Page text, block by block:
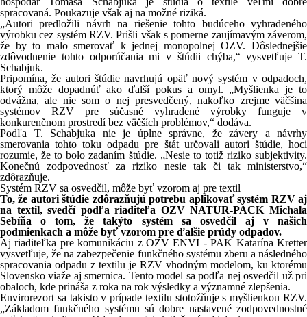
spracovaná. Poukazuje však aj na možné riziká.
„Autori predložili návrh na riešenie tohto budúceho vyhradeného
výrobku cez systém RZV. Prišli však s pomerne zaujímavým záverom,
že by to malo smerovať k jednej monopolnej OZV. Dôslednejšie
zdôvodnenie tohto odporúčania mi v štúdii chýba,“ vysvetľuje T.
Schabjuk.
Pripomína, že autori štúdie navrhujú opäť nový systém v odpadoch,
ktorý môže dopadnúť ako ďalší pokus a omyl. „Myšlienka je to
odvážna, ale nie som o nej presvedčený, nakoľko zrejme väčšina
systémov RZV pre súčasné vyhradené výrobky funguje v
konkurenčnom prostredí bez väčších problémov,“ dodáva.
Podľa T. Schabjuka nie je úplne správne, že závery a návrhy
smerovania tohto toku odpadu pre štát určovali autori štúdie, hoci
rozumie, že to bolo zadaním štúdie. „Nesie to totiž riziko subjektivity.
Konečnú zodpovednosť za riziko nesie tak či tak ministerstvo,“
zdôrazňuje.
Systém RZV sa osvedčil, môže byť vzorom aj pre textil
To, že autori štúdie zdôrazňujú potrebu aplikovať systém RZV aj
na textil, svedčí podľa riaditeľa OZV NATUR-PACK Michala
Sebíňa o tom, že takýto systém sa osvedčil aj v našich
podmienkach a môže byť vzorom pre ďalšie prúdy odpadov.
Aj riaditeľka pre komunikáciu z OZV ENVI - PAK Katarína Kretter
vysvetľuje, že na zabezpečenie funkčného systému zberu a následného
spracovania odpadu z textilu je RZV vhodným modelom, ku ktorému
Slovensko viaže aj smernica. Tento model sa podľa nej osvedčil už pri
obaloch, kde prináša z roka na rok výsledky a významné zlepšenia.
Envirorezort sa takisto v prípade textilu stotožňuje s myšlienkou RZV.
„Základom funkčného systému sú dobre nastavené zodpovednostné